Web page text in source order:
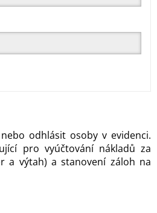
odhlásit osoby v evidenci.
pro vyúčtování nákladů za
a výtah) a stanovení záloh na